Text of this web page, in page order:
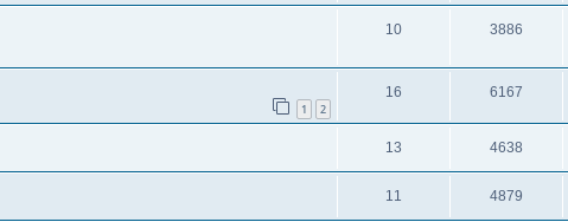
10 3886
1 2
16 6167
13 4638
11 4879